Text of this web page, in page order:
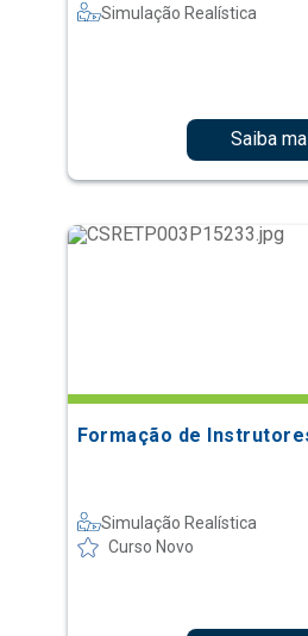
Simulação Realística
Saiba
Formação de
Simulação Realística
Curso Novo